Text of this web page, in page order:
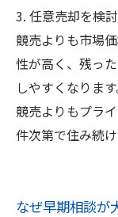
3. 任意売却を検
競売よりも市場
性が高く、残っ
しやすくなります
競売よりもプラ
件次第で住み続
なぜ早期相談が